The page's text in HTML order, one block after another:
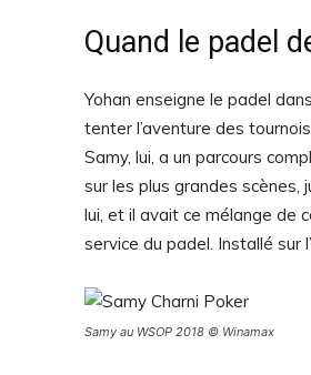
Quand le padel
Yohan enseigne le padel
tenter l’aventure des
Samy, lui, a un parcours
sur les plus grandes scènes,
lui, et il avait ce mélange de
service du padel. Installé sur
Samy au WSOP 2018 © Winamax